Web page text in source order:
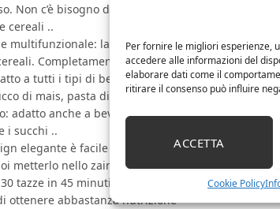
Per fornire le migliori esperienze,
accedere alle informazioni del
elaborare dati come il
ritirare il consenso può influire
ACCETTA
Cookie Policy
Non c’è bisogno di immergere
cereali ..
multifunzionale: latte di soia,
Completamente
a tutti i tipi di bevande per
di mais, pasta di riso, ecc.
adatto anche a bevande non
i succhi ..
elegante è facile da
metterlo nello zaino. Nessuna
tazze in 45 minuti,
ottenere abbastanza nutrizione
di potenza
massima